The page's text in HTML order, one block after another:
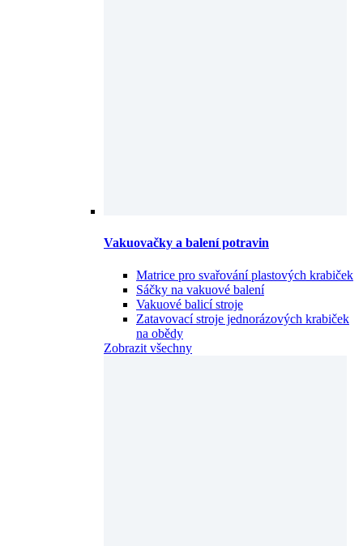
Vakuovačky a balení potravin
Matrice pro svařování plastových krabiček
Sáčky na vakuové balení
Vakuové balicí stroje
Zatavovací stroje jednorázových krabiček
na obědy
Zobrazit všechny